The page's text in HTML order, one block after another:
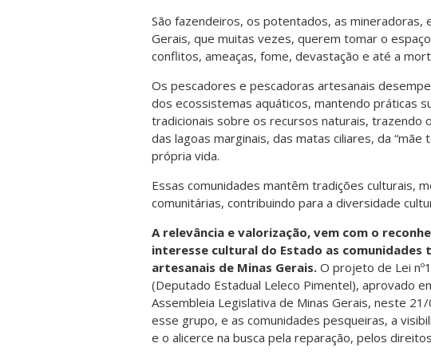
São fazendeiros, os potentados, as mineradoras,
Gerais, que muitas vezes, querem tomar o
conflitos, ameaças, fome, devastação e até a
Os pescadores e pescadoras artesanais
dos ecossistemas aquáticos, mantendo práticas
tradicionais sobre os recursos naturais, trazendo
das lagoas marginais, das matas ciliares, da “mãe
própria vida.
Essas comunidades mantêm tradições culturais,
comunitárias, contribuindo para a diversidade
A relevância e valorização, vem com o
interesse cultural do Estado as comunidades
artesanais de Minas Gerais. O projeto de Lei
(Deputado Estadual Leleco Pimentel), aprovado
Assembleia Legislativa de Minas Gerais, neste
esse grupo, e as comunidades pesqueiras, a
e o alicerce na busca pela reparação, pelos